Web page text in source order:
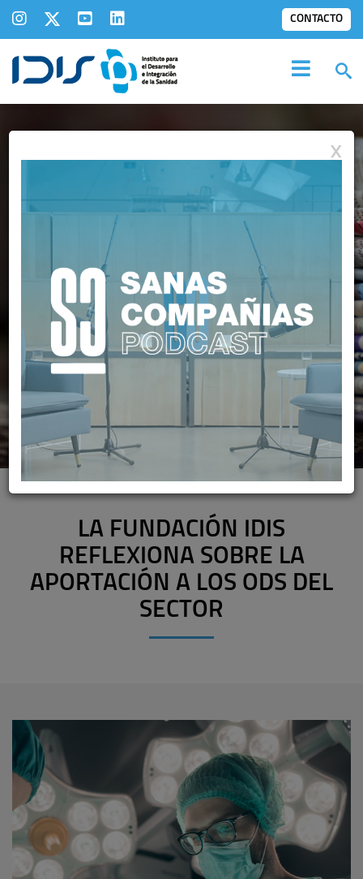
CONTACTO
IDIS EN LOSMEDIOS
LA FUNDACIÓN IDIS
REFLEXIONA SOBRE LA
APORTACIÓN A LOS ODS DEL
SECTOR
X